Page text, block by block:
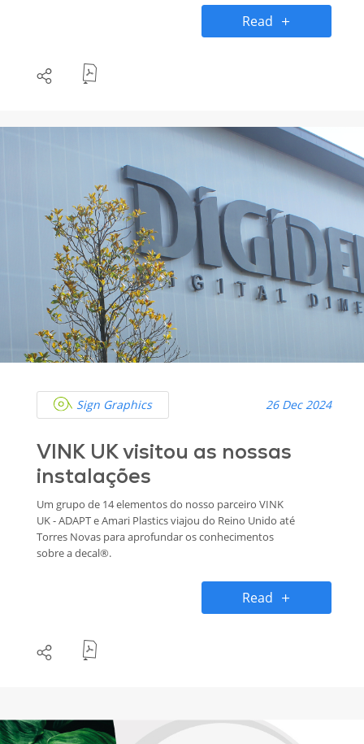
pelo desenvolvimento de produtos inovadores PVC
Free com adesivos Solvent Free para diversas
aplicações. Na sua recente participação na feira
apresentou os seus produtos autoadesivos
Read
Sign Graphics 26 Dec 2024
VINK UK visitou as nossas
instalações
Um grupo de 14 elementos do nosso parceiro VINK
UK - ADAPT e Amari Plastics viajou do Reino Unido até
Torres Novas para aprofundar os conhecimentos
sobre a decal®.
Read